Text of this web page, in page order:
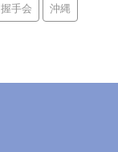
握手会 沖縄